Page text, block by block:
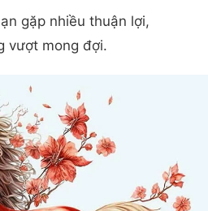
gặp nhiều thuận lợi,
vượt mong đợi.